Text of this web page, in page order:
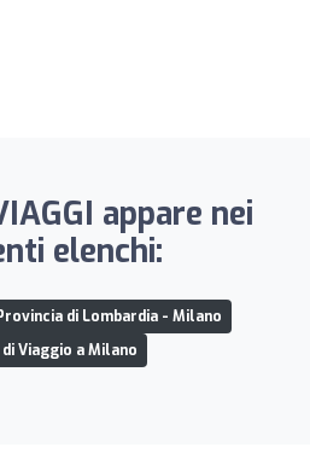
appare nei
elenchi:
di Lombardia - Milano
Viaggio a Milano